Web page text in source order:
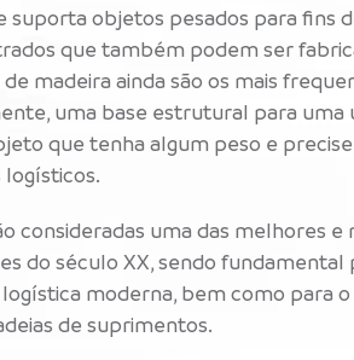
objetos pesados ​​para fins
que também podem ser
madeira ainda são os mais
uma base estrutural para uma
que tenha algum peso e
logísticos.
consideradas uma das melhores e
do século XX, sendo fundamental
moderna, bem como para
de suprimentos.